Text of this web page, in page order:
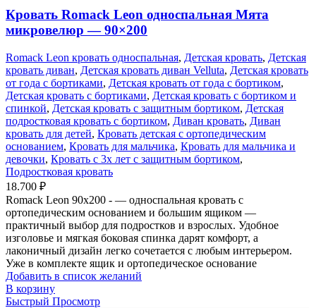
Кровать Romack Leon односпальная Мята
микровелюр — 90×200
Romack Leon кровать односпальная, Детская кровать, Детская
кровать диван, Детская кровать диван Velluta, Детская кровать
от года с бортиками, Детская кровать от года с бортиком,
Детская кровать с бортиками, Детская кровать с бортиком и
спинкой, Детская кровать с защитным бортиком, Детская
подростковая кровать с бортиком, Диван кровать, Диван
кровать для детей, Кровать детская с ортопедическим
основанием, Кровать для мальчика, Кровать для мальчика и
девочки, Кровать с 3х лет с защитным бортиком,
Подростковая кровать
18.700 ₽
Romack Leon 90x200 - — односпальная кровать с
ортопедическим основанием и большим ящиком —
практичный выбор для подростков и взрослых. Удобное
изголовье и мягкая боковая спинка дарят комфорт, а
лаконичный дизайн легко сочетается с любым интерьером.
Уже в комплекте ящик и ортопедическое основание
Добавить в список желаний
В корзину
Быстрый Просмотр